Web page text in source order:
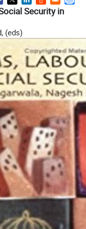
Security in
(eds)